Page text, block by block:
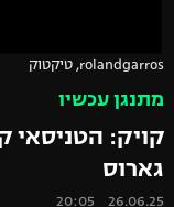
גביע הטוטו
ליגיונרים
גביע המדינה
ליגה אירופית
ליגה אנגלית
כדורסל ישראלי
ליגה לאומית
כדורסל עולמי
NBA
rolandgarros, טיקטוק
מתנגן עכשיו
קויק: הטניסאי
גארוס
26.06.25 20:05